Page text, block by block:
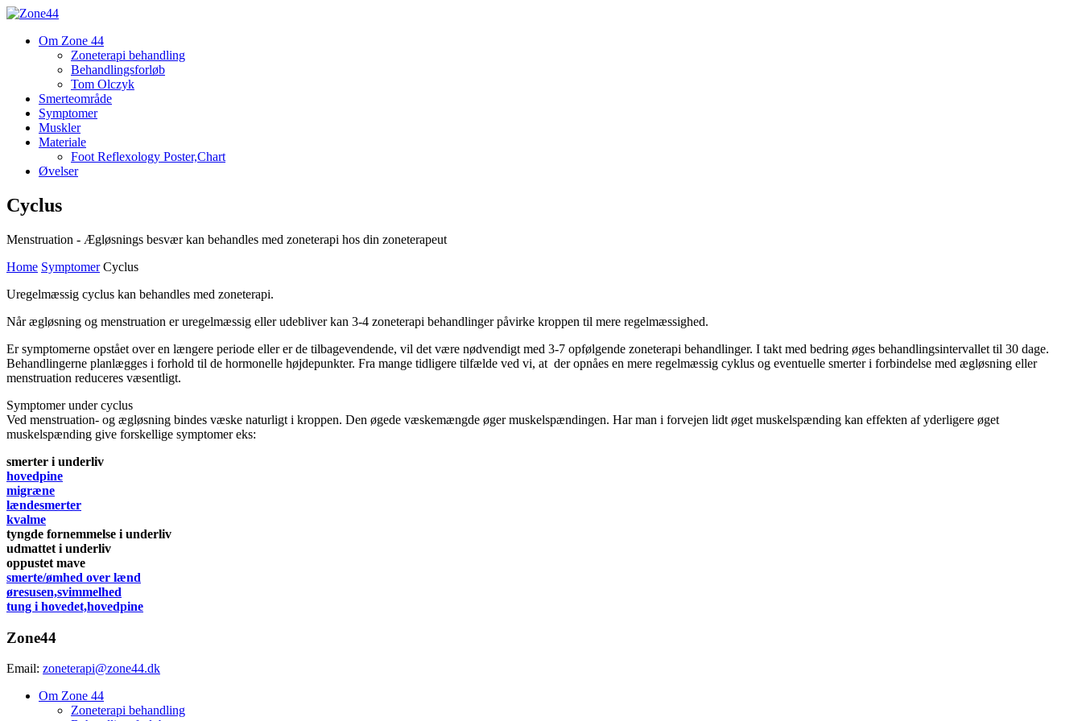
Om Zone 44
Zoneterapi behandling
Behandlingsforløb
Tom Olczyk
Smerteområde
Symptomer
Muskler
Materiale
Foot Reflexology Poster,Chart
Øvelser
Cyclus
Menstruation - Ægløsnings besvær kan behandles med zoneterapi hos din zoneterapeut
Home Symptomer Cyclus
Uregelmæssig cyclus kan behandles med zoneterapi.
Når ægløsning og menstruation er uregelmæssig eller udebliver kan 3-4 zoneterapi behandlinger påvirke kroppen til mere regelmæssighed.
Er symptomerne opstået over en længere periode eller er de tilbagevendende, vil det være nødvendigt med 3-7 opfølgende zoneterapi behandlinger. I takt med bedring øges behandlingsintervallet til 30 dage.
Behandlingerne planlægges i forhold til de hormonelle højdepunkter. Fra mange tidligere tilfælde ved vi, at der opnåes en mere regelmæssig cyklus og eventuelle smerter i forbindelse med ægløsning eller
menstruation reduceres væsentligt.
Symptomer under cyclus
Ved menstruation- og ægløsning bindes væske naturligt i kroppen. Den øgede væskemængde øger muskelspændingen. Har man i forvejen lidt øget muskelspænding kan effekten af yderligere øget
muskelspænding give forskellige symptomer eks:
smerter i underliv
hovedpine
migræne
lændesmerter
kvalme
tyngde fornemmelse i underliv
udmattet i underliv
oppustet mave
smerte/ømhed over lænd
øresusen,svimmelhed
tung i hovedet,hovedpine
Zone44
Email: zoneterapi@zone44.dk
Om Zone 44
Zoneterapi behandling